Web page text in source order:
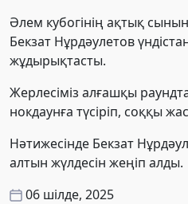
Әлем кубогінің ақтық
Бекзат Нұрдәулетов
жұдырықтасты.
Жерлесіміз алғашқы
нокдаунға түсіріп, соққы
Нәтижесінде Бекзат
алтын жүлдесін жеңіп алды.
06 шілде, 2025